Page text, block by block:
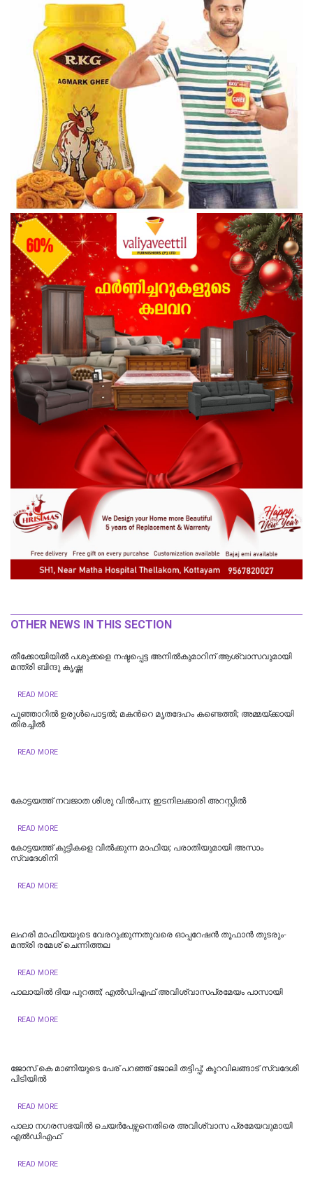
OTHER NEWS IN THIS SECTION
തീക്കോയിയില്‍ പശുക്കളെ നഷ്ടപ്പെട്ട അനിൽകുമാറിന് ആശ്വാസവുമായി
മന്ത്രി ബിന്ദു കൃഷ്ണ
READ MORE
പൂഞ്ഞാറില്‍ ഉരുൾപൊട്ടൽ; മകന്‍റെ മൃതദേഹം കണ്ടെത്തി; അമ്മയ്ക്കായി
തിരച്ചിൽ
READ MORE
കോട്ടയത്ത് നവജാത ശിശു വില്‍പന; ഇടനിലക്കാരി അറസ്റ്റില്‍
READ MORE
കോട്ടയത്ത് കുട്ടികളെ വിൽക്കുന്ന മാഫിയ; പരാതിയുമായി അസാം
സ്വദേശിനി
READ MORE
ലഹരി മാഫിയയുടെ വേരറുക്കുന്നതുവരെ ഓപ്പറേഷൻ തൂഫാൻ തുടരും-
മന്ത്രി രമേശ് ചെന്നിത്തല
READ MORE
പാലായിൽ ദിയ പുറത്ത്; എല്‍ഡിഎഫ് അവിശ്വാസപ്രമേയം പാസായി
READ MORE
ജോസ് കെ മാണിയുടെ പേര് പറഞ്ഞ് ജോലി തട്ടിപ്പ്; കുറവിലങ്ങാട് സ്വദേശി
പിടിയിൽ
READ MORE
പാലാ നഗരസഭയിൽ ചെയർപേഴ്സനെതിരെ അവിശ്വാസ പ്രമേയവുമായി
എൽഡിഎഫ്
READ MORE